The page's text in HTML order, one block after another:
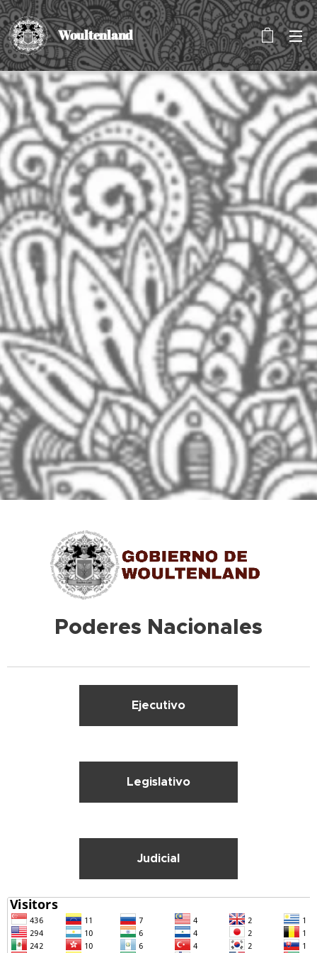
Woultenland
Poderes Nacionales
Ejecutivo
Legislativo
Judicial